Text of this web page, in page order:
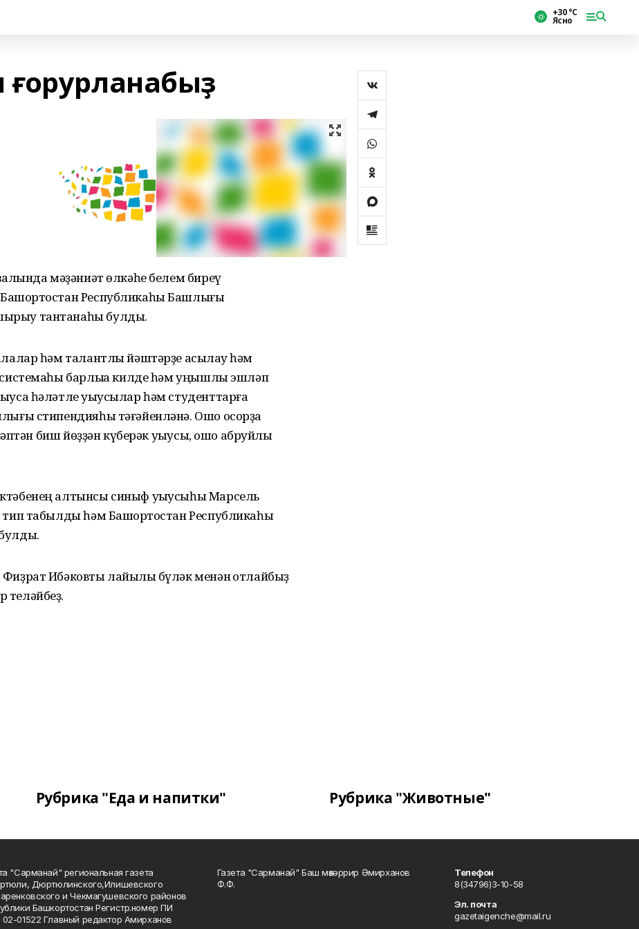
+30 °С
Ясно
мәҙәниәт өлкәһе белем биреү
Республикаһы Башлығы
тантанаһы булды.
һәм талантлы йәштәрҙе асыҡлау һәм
барлыҡҡа килде һәм уңышлы эшләп
һәләтле уҡыусылар һәм студенттарға
стипендияһы тәғәйенләнә. Ошо осорҙа
биш йөҙҙән күберәк уҡыусы, ошо абруйлы
алтынсы синыф уҡыусыһы Марсель
табылды һәм Башҡортостан Республикаһы
Ибәковты лайыҡлы бүләк менән ҡотлайбыҙ
Рубрика "Еда и напитки" Рубрика "Животные"
"Сарманай" региональная газета
Дюртюлинского,Илишевского
и Чекмагушевского районов
Башкортостан Регистр.номер ПИ
01522 Главный редактор Амирханов
Газета "Сарманай" Баш мөхәррир Әмирханов
Ф.Ф.
Телефон
8(34796)3-10-58
Эл. почта
gazetaigenche@mail.ru